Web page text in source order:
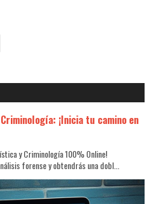
¡Inicia tu camino en
y Criminología 100% Online!
forense y obtendrás una dobl...